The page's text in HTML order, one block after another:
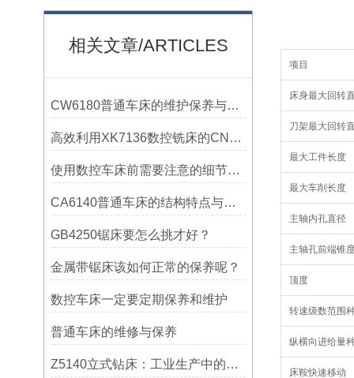
相关文章/ARTICLES
CW6180普通车床的维护保养与延长使用寿命技巧说明
高效利用XK7136数控铣床的CNC系统？
使用数控车床前需要注意的细节有哪些呢？
CA6140普通车床的结构特点与工作原理解析
GB4250锯床要怎么挑才好？
金属带锯床该如何正常的保养呢？
数控车床一定要定期保养和维护
普通车床的维修与保养
Z5140立式钻床：工业生产中的得力助手
项目
床身最大回转
刀架最大回转
最大工件长度
最大车削长度
主轴内孔直径
主轴孔前端锥
顶度
转速级数范围
纵横向进给量
床鞍快速移动